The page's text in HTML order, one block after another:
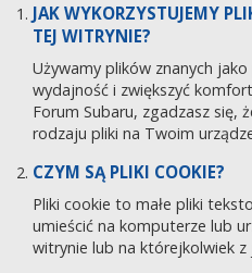
JAK WYKORZYSTUJEMY
TEJ WITRYNIE?
Używamy plików znanych
wydajność i zwiększyć
Forum Subaru, zgadzasz się,
rodzaju pliki na Twoim
CZYM SĄ PLIKI COOKIE?
Pliki cookie to małe pliki
umieścić na komputerze lub
witrynie lub na którejkolwiek z